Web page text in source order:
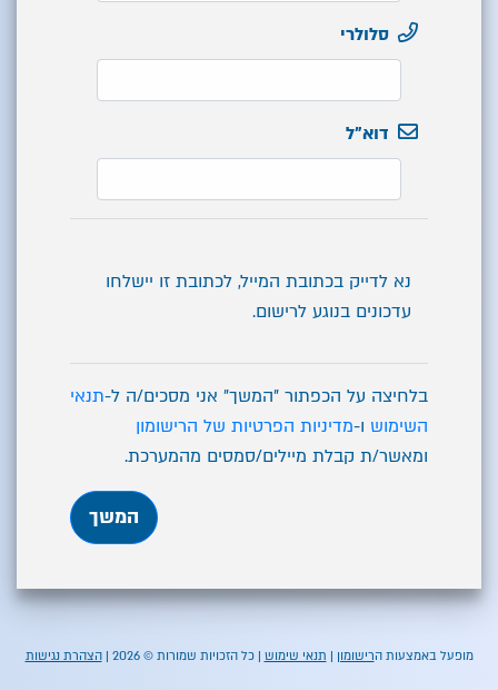
סלולרי
דוא"ל
נא לדייק בכתובת המייל, לכתובת זו יישלחו
עדכונים בנוגע לרישום.
בלחיצה על הכפתור "המשך" אני מסכים/ה ל-תנאי
השימוש ו-מדיניות הפרטיות של הרישומון
ומאשר/ת קבלת מיילים/סמסים מהמערכת.
המשך
מופעל באמצעות הרישומון | תנאי שימוש | כל הזכויות שמורות © 2026 | הצהרת נגישות